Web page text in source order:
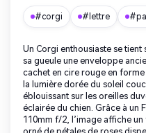
#corgi #lettre
Un Corgi enthousiaste se
sa gueule une enveloppe
cachet en cire rouge en
la lumière dorée du soleil
éblouissant sur les oreilles
éclairée du chien. Grâce à un
110mm f/2, l’image affiche